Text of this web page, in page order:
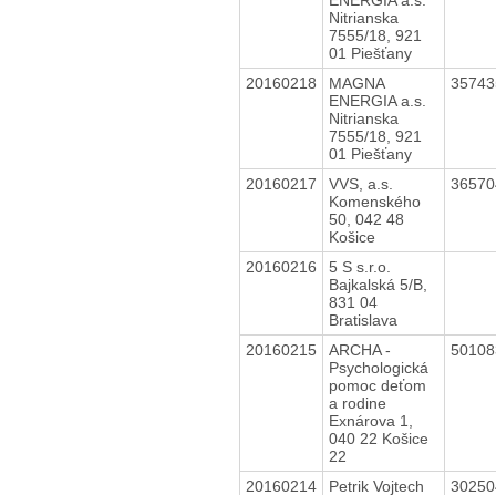
Nitrianska
7555/18, 921
01 Piešťany
20160218
MAGNA
ENERGIA a.s.
Nitrianska
7555/18, 921
01 Piešťany
20160217
VVS, a.s.
Komenského
50, 042 48
Košice
20160216
5 S s.r.o.
Bajkalská 5/B,
831 04
Bratislava
20160215
ARCHA -
Psychologická
pomoc deťom
a rodine
Exnárova 1,
040 22 Košice
22
20160214
Petrik Vojtech